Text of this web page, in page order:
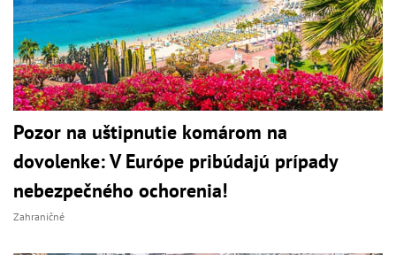
Pozor na uštipnutie komárom na
dovolenke: V Európe pribúdajú prípady
nebezpečného ochorenia!
Zahraničné